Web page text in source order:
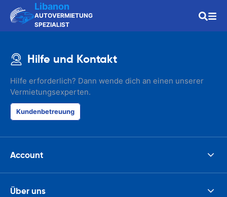
Libanon
AUTOVERMIETUNG
SPEZIALIST
Hilfe und Kontakt
Hilfe erforderlich? Dann wende dich an einen unserer
Vermietungsexperten.
Kundenbetreuung
Account
Über uns